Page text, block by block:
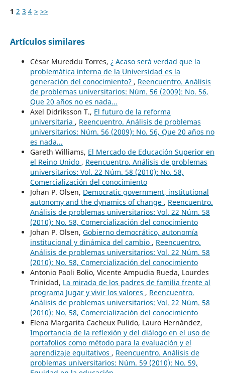
1 2 3 4 > >>
Artículos similares
César Mureddu Torres, ¿ Acaso será verdad que la
problemática interna de la Universidad es la
generación del conocimiento? , Reencuentro. Análisis
de problemas universitarios: Núm. 56 (2009): No. 56,
Que 20 años no es nada...
Axel Didriksson T., El futuro de la reforma
universitaria , Reencuentro. Análisis de problemas
universitarios: Núm. 56 (2009): No. 56, Que 20 años no
es nada...
Gareth Williams, El Mercado de Educación Superior en
el Reino Unido , Reencuentro. Análisis de problemas
universitarios: Vol. 22 Núm. 58 (2010): No. 58,
Comercialización del conocimiento
Johan P. Olsen, Democratic government, institutional
autonomy and the dynamics of change , Reencuentro.
Análisis de problemas universitarios: Vol. 22 Núm. 58
(2010): No. 58, Comercialización del conocimiento
Johan P. Olsen, Gobierno democrático, autonomía
institucional y dinámica del cambio , Reencuentro.
Análisis de problemas universitarios: Vol. 22 Núm. 58
(2010): No. 58, Comercialización del conocimiento
Antonio Paoli Bolio, Vicente Ampudia Rueda, Lourdes
Trinidad, La mirada de los padres de familia frente al
programa Jugar y vivir los valores , Reencuentro.
Análisis de problemas universitarios: Vol. 22 Núm. 58
(2010): No. 58, Comercialización del conocimiento
Elena Margarita Cacheux Pulido, Lauro Hernández,
Importancia de la reflexión y del diálogo en el uso de
portafolios como método para la evaluación y el
aprendizaje equitativos , Reencuentro. Análisis de
problemas universitarios: Núm. 59 (2010): No. 59,